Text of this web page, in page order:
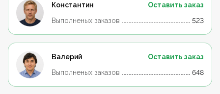
Константин
Оставить заказ
Выполненых заказов
523
Валерий
Оставить заказ
Выполненых заказов
648